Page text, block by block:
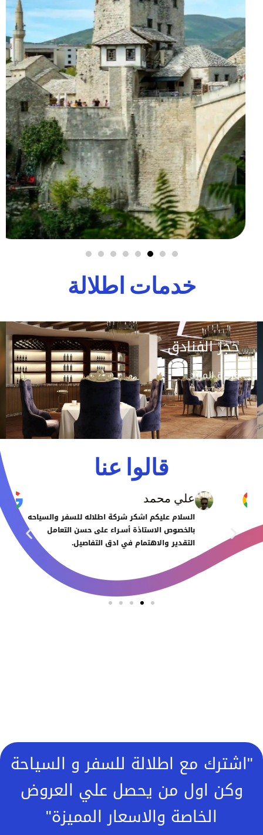
خدمات اطلالة
حجز الفنادق
قراءة المزيد
قالوا عنا
علي محمد
السلام عليكم اشكر شركة اطلاله للسفر والسياحه
بالخصوص الاستاذة أسـراء على حسن التعامل
التقدير والاهتمام في ادق التفاصيل.
"اشترك مع اطلالة للسفر و السياحة
وكن اول من يحصل علي العروض
الخاصة والاسعار المميزة"